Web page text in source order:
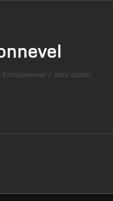
Emissienevel / door admin